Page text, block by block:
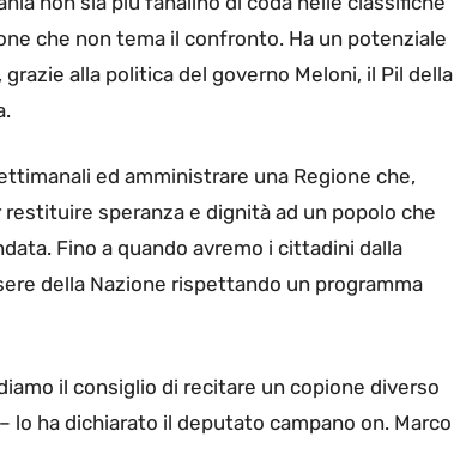
che non tema il confronto. Ha un potenziale
alla politica del governo Meloni, il Pil della
ed amministrare una Regione che,
speranza e dignità ad un popolo che
Fino a quando avremo i cittadini dalla
della Nazione rispettando un programma
il consiglio di recitare un copione diverso
lo ha dichiarato il deputato campano on. Marco